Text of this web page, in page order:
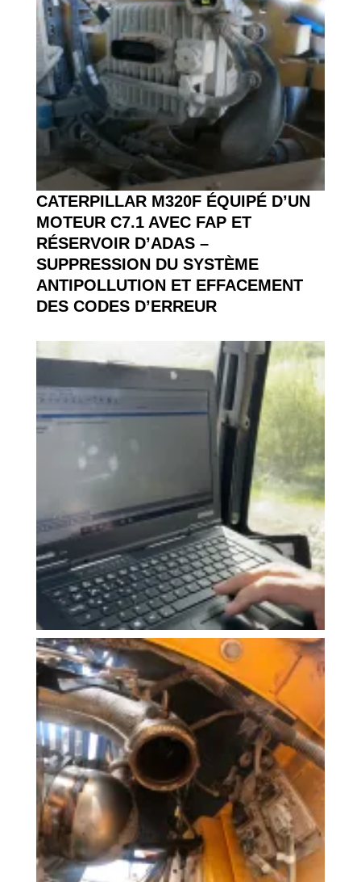
CATERPILLAR M320F ÉQUIPÉ D’UN
MOTEUR C7.1 AVEC FAP ET
RÉSERVOIR D’ADAS –
SUPPRESSION DU SYSTÈME
ANTIPOLLUTION ET EFFACEMENT
DES CODES D’ERREUR